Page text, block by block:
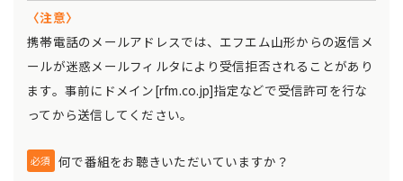
〈注意〉
携帯電話のメールアドレスでは、エフエム山形からの返信メ
ールが迷惑メールフィルタにより受信拒否されることがあり
ます。事前にドメイン[rfm.co.jp]指定などで受信許可を行な
ってから送信してください。
必須 何で番組をお聴きいただいていますか？